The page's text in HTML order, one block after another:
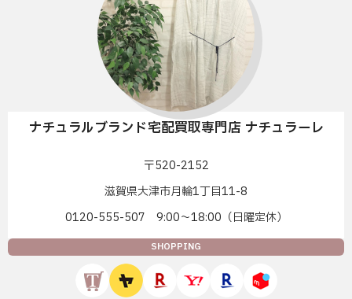
ナチュラルブランド宅配買取専門店 ナチュラーレ
〒520-2152
滋賀県大津市月輪1丁目11-8
0120-555-507 9:00〜18:00（日曜定休）
SHOPPING